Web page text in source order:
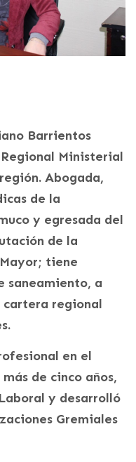
Barrientos
Ministerial
Abogada,
de la
y egresada del
de la
tiene
saneamiento, a
cartera regional
en el
de cinco años,
y desarrolló
Gremiales